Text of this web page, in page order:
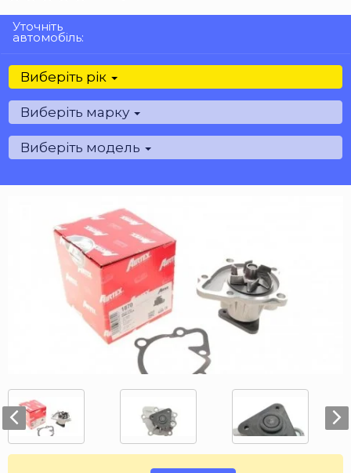
Уточніть
автомобіль:
Виберіть рік
Виберіть марку
Виберіть модель